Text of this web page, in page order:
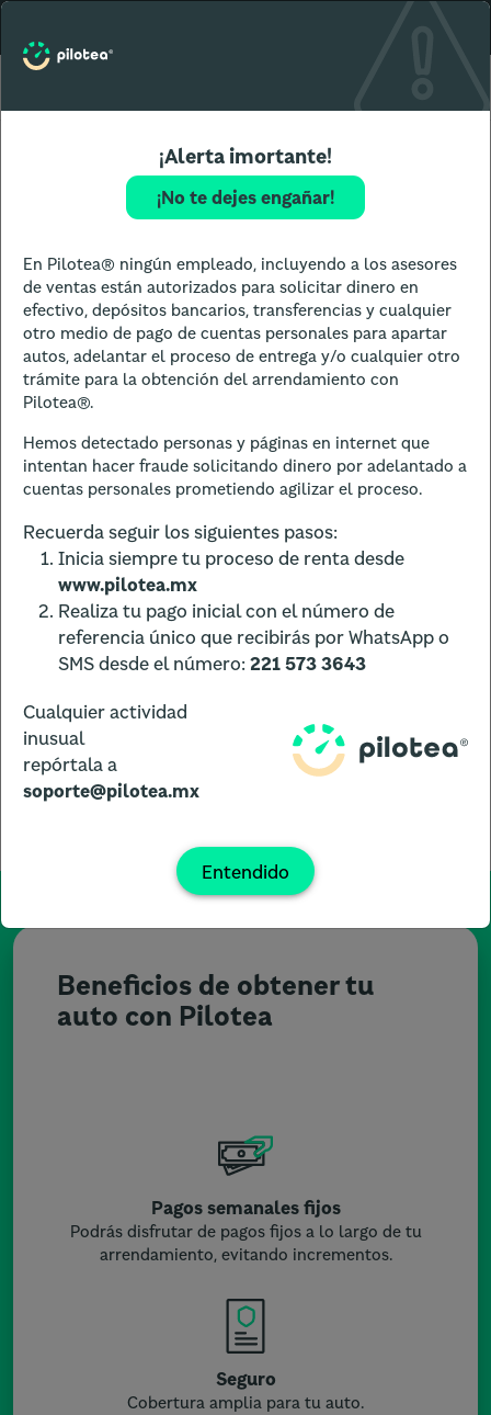
Beneficios de obtener tu
auto con Pilotea
Pagos semanales fijos
Podrás disfrutar de pagos fijos a lo largo de tu
arrendamiento, evitando incrementos.
Seguro
Cobertura amplia para tu auto.
¡Alerta imortante!
¡No te dejes engañar!
En Pilotea® ningún empleado, incluyendo a los asesores
de ventas están autorizados para solicitar dinero en
efectivo, depósitos bancarios, transferencias y cualquier
otro medio de pago de cuentas personales para apartar
autos, adelantar el proceso de entrega y/o cualquier otro
trámite para la obtención del arrendamiento con
Pilotea®.
Hemos detectado personas y páginas en internet que
intentan hacer fraude solicitando dinero por adelantado a
cuentas personales prometiendo agilizar el proceso.
Recuerda seguir los siguientes pasos:
Inicia siempre tu proceso de renta desde
www.pilotea.mx
Realiza tu pago inicial con el número de
referencia único que recibirás por WhatsApp o
SMS desde el número: 221 573 3643
Cualquier actividad
inusual
repórtala a
soporte@pilotea.mx
Entendido